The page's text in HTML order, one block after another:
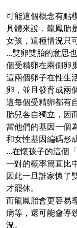
可能這個概念有點
具體來說，龍鳳胎
女孩，這種情況只
...雙卵雙胎的意思
個受精卵在兩側卵
這兩個卵子在性生
卵，並且發育成兩
這每個受精卵都有
胎兒各自獨立，因
當他們的基因一個
和女性基因編碼形
...在懷孩子的這個
一對的概率簡直比
因此一旦誰家懷了
才罷休。
而龍鳳胎會更容易
病等，還可能會導
況。